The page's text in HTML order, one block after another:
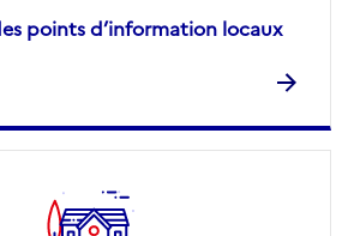
points d’information locaux